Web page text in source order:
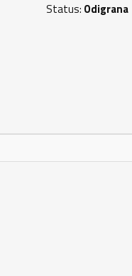
Status: Odigrana